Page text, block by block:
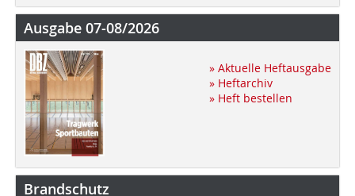
Ausgabe 07-08/2026
» Aktuelle Heftausgabe
» Heftarchiv
» Heft bestellen
Brandschutz